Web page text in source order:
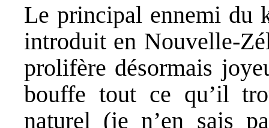
Le principal ennemi du
introduit en Nouvelle-
prolifère désormais
bouffe tout ce qu’il
naturel (je n’en sais